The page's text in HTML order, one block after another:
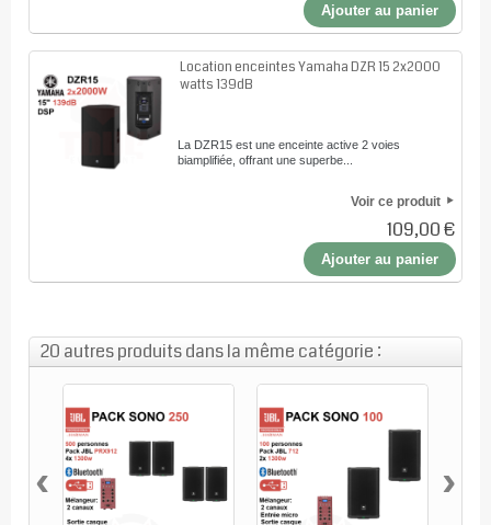
Ajouter au panier
Location enceintes Yamaha DZR 15 2x2000
watts 139dB
La DZR15 est une enceinte active 2 voies
biamplifiée, offrant une superbe...
Voir ce produit
109,00 €
Ajouter au panier
20 autres produits dans la même catégorie :
‹ ›